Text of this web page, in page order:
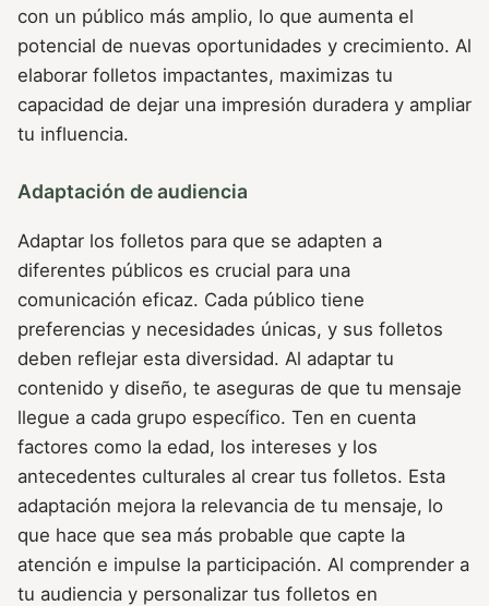
con un público más amplio, lo que aumenta el
potencial de nuevas oportunidades y crecimiento. Al
elaborar folletos impactantes, maximizas tu
capacidad de dejar una impresión duradera y ampliar
tu influencia.
Adaptación de audiencia
Adaptar los folletos para que se adapten a
diferentes públicos es crucial para una
comunicación eficaz. Cada público tiene
preferencias y necesidades únicas, y sus folletos
deben reflejar esta diversidad. Al adaptar tu
contenido y diseño, te aseguras de que tu mensaje
llegue a cada grupo específico. Ten en cuenta
factores como la edad, los intereses y los
antecedentes culturales al crear tus folletos. Esta
adaptación mejora la relevancia de tu mensaje, lo
que hace que sea más probable que capte la
atención e impulse la participación. Al comprender a
tu audiencia y personalizar tus folletos en